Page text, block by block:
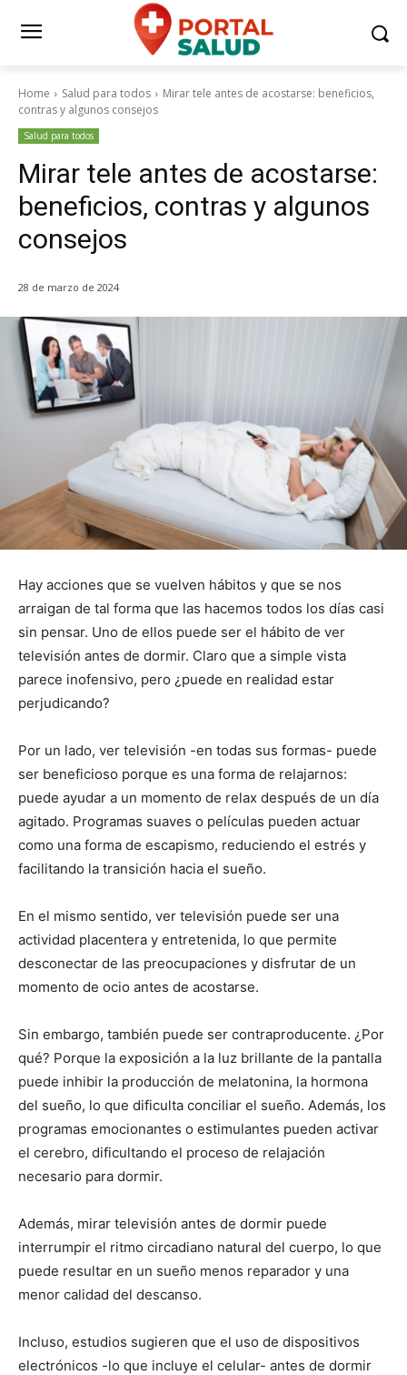
Home Salud para todos
Mirar tele antes de acostarse: beneficios,
contras y algunos consejos
Salud para todos
Mirar tele antes de acostarse:
beneficios, contras y algunos
consejos
28 de marzo de 2024
Hay acciones que se vuelven hábitos y que se nos
arraigan de tal forma que las hacemos todos los días casi
sin pensar. Uno de ellos puede ser el hábito de ver
televisión antes de dormir. Claro que a simple vista
parece inofensivo, pero ¿puede en realidad estar
perjudicando?
Por un lado, ver televisión -en todas sus formas- puede
ser beneficioso porque es una forma de relajarnos:
puede ayudar a un momento de relax después de un día
agitado. Programas suaves o películas pueden actuar
como una forma de escapismo, reduciendo el estrés y
facilitando la transición hacia el sueño.
En el mismo sentido, ver televisión puede ser una
actividad placentera y entretenida, lo que permite
desconectar de las preocupaciones y disfrutar de un
momento de ocio antes de acostarse.
Sin embargo, también puede ser contraproducente. ¿Por
qué? Porque la exposición a la luz brillante de la pantalla
puede inhibir la producción de melatonina, la hormona
del sueño, lo que dificulta conciliar el sueño. Además, los
programas emocionantes o estimulantes pueden activar
el cerebro, dificultando el proceso de relajación
necesario para dormir.
Además, mirar televisión antes de dormir puede
interrumpir el ritmo circadiano natural del cuerpo, lo que
puede resultar en un sueño menos reparador y una
menor calidad del descanso.
Incluso, estudios sugieren que el uso de dispositivos
electrónicos -lo que incluye el celular- antes de dormir